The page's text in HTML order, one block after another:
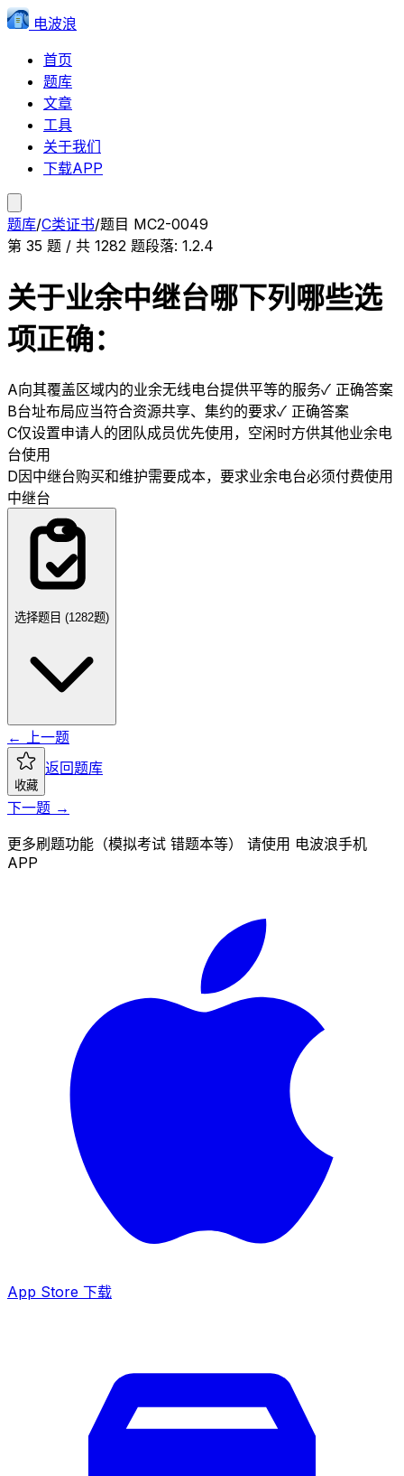
电波浪
首页
题库
文章
工具
关于我们
下载APP
题库/C类证书/题目 MC2-0049
第 35 题 / 共 1282 题段落: 1.2.4
关于业余中继台哪下列哪些选
项正确：
A向其覆盖区域内的业余无线电台提供平等的服务✓ 正确答案
B台址布局应当符合资源共享、集约的要求✓ 正确答案
C仅设置申请人的团队成员优先使用，空闲时方供其他业余电
台使用
D因中继台购买和维护需要成本，要求业余电台必须付费使用
中继台
选择题目 (1282题)
← 上一题
收藏
返回题库
下一题 →
更多刷题功能（模拟考试 错题本等） 请使用 电波浪手机
APP
App Store 下载